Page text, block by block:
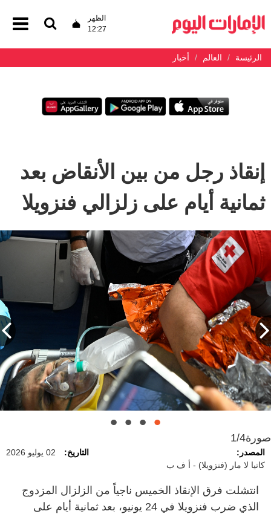
الظهر
12:27
الرئيسة العالم أخبار
إنقاذ رجل من بين الأنقاض بعد
ثمانية أيام على زلزالي فنزويلا
صورة1/4
المصدر:
كاتيا لا مار (فنزويلا) - أ ف ب
التاريخ: 02 يوليو 2026
انتشلت فرق الإنقاذ الخميس ناجياً من الزلزال المزدوج
الذي ضرب فنزويلا في 24 يونيو، بعد ثمانية أيام على